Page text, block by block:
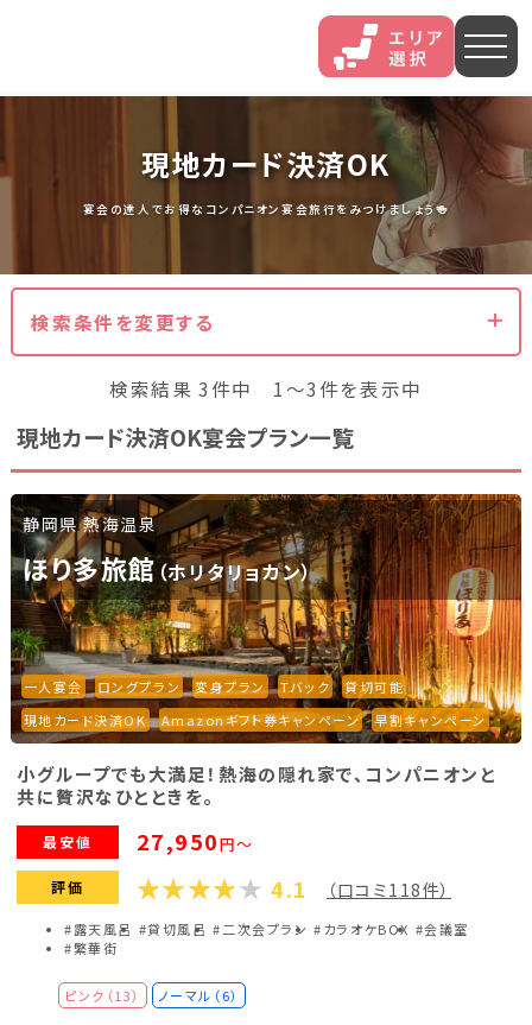
石和 伊香保 熱海
鬼怒川
いわき湯本 越後湯沢
山中 あわら 菊池
北海道・東北
北海道(13) 岩手県(3) 山形県(3)
宮城県(8)
福島県(26)
関東
栃木県(17) 群馬県(25)
茨城県(4)
埼玉県(1)
東京都(9)
千葉県(14)
神奈川県(14)
東海
静岡県(44) 愛知県(15)
岐阜県(5)
現地カード決済OK
宴会の達人でお得なコンパニオン宴会旅行をみつけましょう🍻
検索条件を変更する
検索結果 3件中 1～3件を表示中
現地カード決済OK宴会プラン一覧
静岡県 熱海温泉
ほり多旅館（ホリタリョカン）
一人宴会 ロングプラン 変身プラン Tバック
貸切可能
現地カード決済OK
Amazonギフト券キャンペーン 早割キャンペーン
小グループでも大満足！熱海の隠れ家で、コンパニオンと
共に贅沢なひとときを。
最安値 27,950円～
評価 4.1 （口コミ118件）
#露天風呂 #貸切風呂 #二次会プラン #カラオケBOX #会議室
#繁華街
ピンク（13） ノーマル（6）